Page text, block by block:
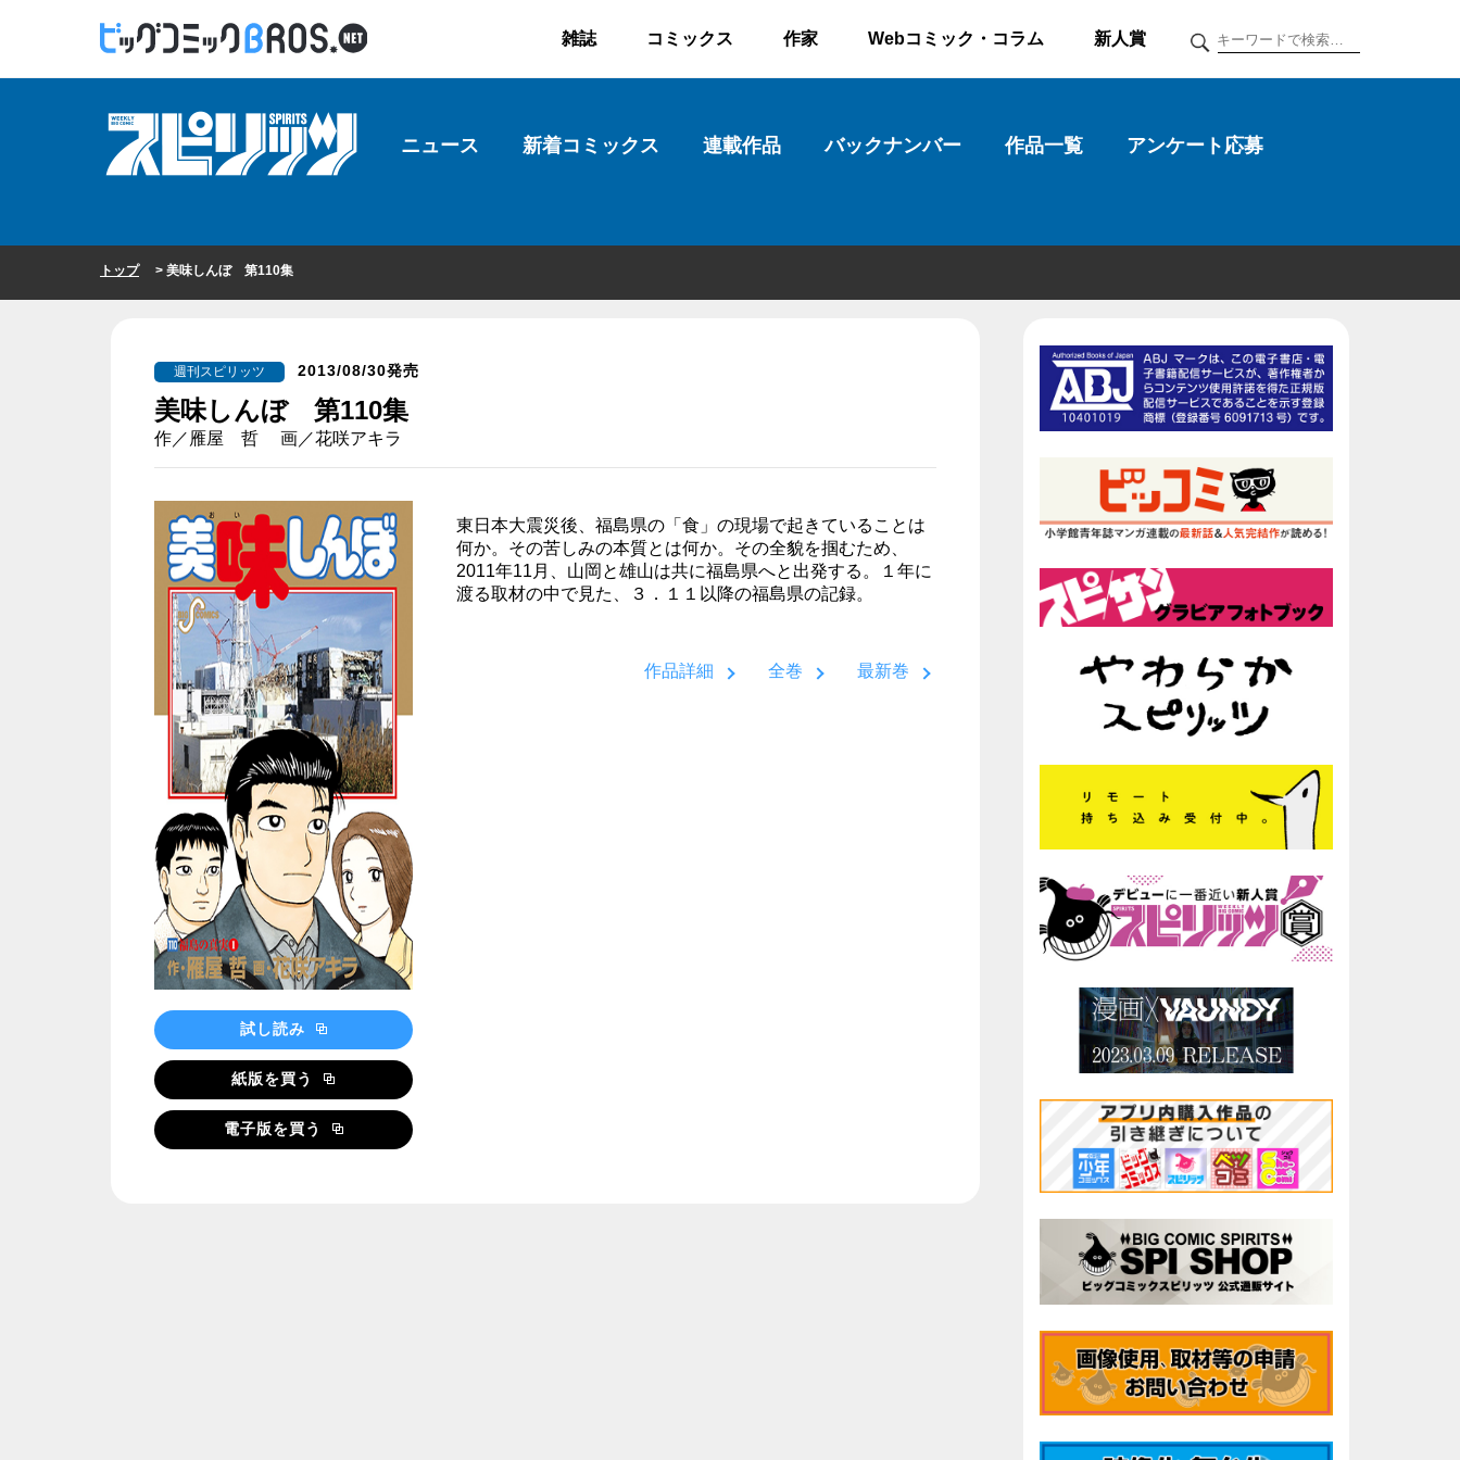
雑誌 コミックス 作家 Webコミック・コラム 新人賞
ニュース 新着コミックス 連載作品 バックナンバー 作品一覧 アンケート応募
トップ> 美味しんぼ 第110集
週刊スピリッツ 2013/08/30発売
美味しんぼ 第110集
作／雁屋 哲 画／花咲アキラ
試し読み
紙版を買う
電子版を買う
東日本大震災後、福島県の「食」の現場で起きていることは
何か。その苦しみの本質とは何か。その全貌を掴むため、
2011年11月、山岡と雄山は共に福島県へと出発する。１年に
渡る取材の中で見た、３．１１以降の福島県の記録。
作品詳細 全巻 最新巻